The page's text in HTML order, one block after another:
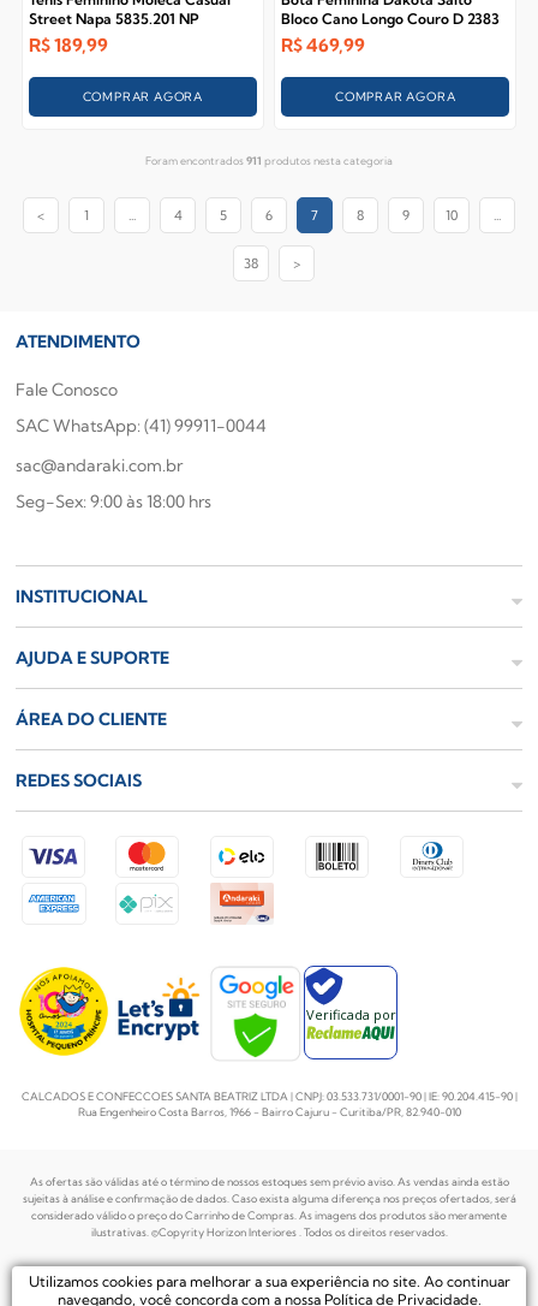
Street Napa 5835.201 NP
R$189,99
COMPRAR AGORA
Bloco Cano Longo Couro D 2383
R$469,99
COMPRAR AGORA
Foram encontrados911 produtos nesta categoria
< 1 ... 4 5 6 7 8 9 10 ...
38 >
ATENDIMENTO
Fale Conosco
SAC WhatsApp: (41) 99911-0044
sac@andaraki.com.br
Seg-Sex: 9:00 às 18:00 hrs
INSTITUCIONAL
AJUDA E SUPORTE
ÁREA DO CLIENTE
REDES SOCIAIS
Verificada por
CALCADOS E CONFECCOES SANTA BEATRIZ LTDA | CNPJ: 03.533.731/0001-90 | IE: 90.204.415-90 |
Rua Engenheiro Costa Barros, 1966 - Bairro Cajuru - Curitiba/PR, 82.940-010
As ofertas são válidas até o término de nossos estoques sem prévio aviso. As vendas ainda estão
sujeitas à análise e confirmação de dados. Caso exista alguma diferença nos preçosofertados, será
considerado válido o preço do Carrinho de Compras. As imagens dos produtos são meramente
ilustrativas. ©Copyrity Horizon Interiores . Todos os direitos reservados.
Desenvolvido por Plataforma de
Ecommerce by
Utilizamos cookies para melhorar a sua experiência no site. Ao continuar
navegando, você concorda com a nossa Política de Privacidade.